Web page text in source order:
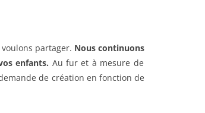
partager. Nous continuons
enfants. Au fur et à mesure de
de création en fonction de